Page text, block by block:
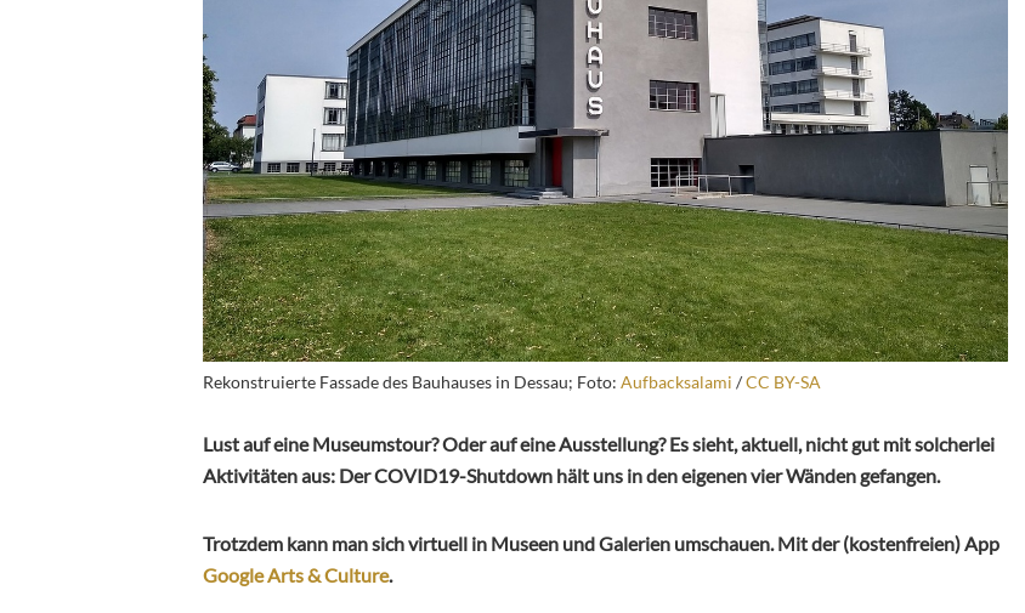
Rekonstruierte Fassade des Bauhauses in Dessau; Foto: Aufbacksalami /CC BY-SA
Lust auf eine Museumstour? Oder auf eine Ausstellung? Es sieht, aktuell, nicht gut mit solcherlei
Aktivitäten aus: Der COVID19-Shutdown hält uns in den eigenen vier Wänden gefangen.
Trotzdem kann man sich virtuell in Museen und Galerien umschauen. Mit der (kostenfreien) App
Google Arts & Culture.